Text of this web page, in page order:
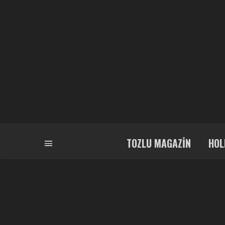
TOZLU MAGAZIN